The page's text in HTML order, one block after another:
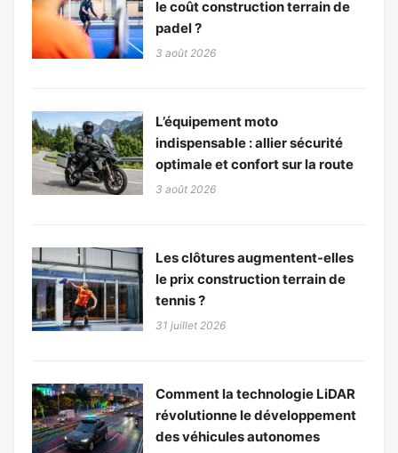
le coût construction terrain de
padel ?
3 août 2026
L’équipement moto
indispensable : allier sécurité
optimale et confort sur la route
3 août 2026
Les clôtures augmentent-elles
le prix construction terrain de
tennis ?
31 juillet 2026
Comment la technologie LiDAR
révolutionne le développement
des véhicules autonomes